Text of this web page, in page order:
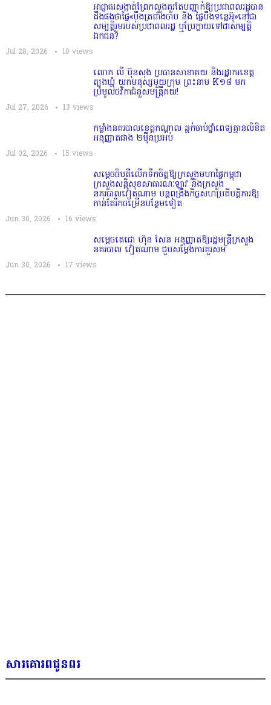
អាជ្ញាធរសង្កាត់ព្រែកលួងគួរតែបញ្ជាក់ឱ្យប្រជាពលរដ្ឋបាន
ដឹងផងថាផ្ទៃ«បឹងត្រពាំងចាប និង ផ្ទៃបឹងទន្លេអ៊ុ»នៅជា
សម្បត្តិរួមរបស់ប្រជាពលរដ្ឋ ឬប្រែក្លាយទៅជាសម្បត្តិ
ឯកជន?
Jul 28, 2026 10 views
លោក លី ប៊ុនសុង ប្រធានសាខាគយ និងរដ្ឋាករខេត្ត
ត្បូងឃ្មុំ យកមនុស្សមួយក្រុម ព្រះនាម K១៨ មក
ប្រមូលថវិកាជំនួសមន្ត្រីគយ!
Jul 27, 2026 13 views
កម្លាំងនគរបាលខេត្តកណ្ដាល ឆ្មក់ចាប់ថ្នាំពេទ្យគ្មានលិខិត
អនុញ្ញាតជាង ២ម៉ឺនប្រអប់
Jul 02, 2026 15 views
សម្តេច​ធិបតី​លេីកទឹកចិត្ត​ឱ្យក្រសួងមហាផ្ទៃកម្ពុជា
ក្រសួងសន្តិសុខសាធារណៈឡាវ និងក្រសួង
នគរបាលវៀតណាម បន្តពង្រឹងកិច្ចសហប្រតិបត្តិការឱ្យ
កាន់តែរីកចម្រើនបន្ថែមទៀត
Jun 30, 2026 16 views
សម្តេចតេជោ ហ៊ុន សែន អនុញ្ញាតឱ្យរដ្ឋមន្ត្រីក្រសួង
នគរបាល វៀតណាម ជួបសម្តែងការគួរសម
Jun 30, 2026 17 views
សារគោរពជូនពរ